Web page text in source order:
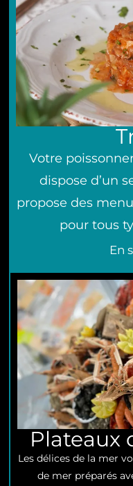
Votre
dispose d’un
propose des
pour tous
En
Plateaux
Les délices de la mer
de mer préparés